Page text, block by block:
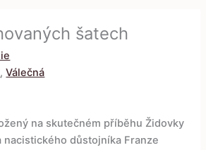
šatech
,Válečná
na skutečném příběhu Židovky
nacistického důstojníka Franze